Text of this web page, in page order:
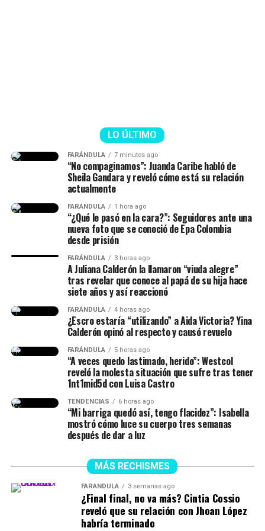
LO ÚLTIMO
FARÁNDULA 7 minutos ago
“No compaginamos”: Juanda Caribe habló de
Sheila Gandara y reveló cómo está su relación
actualmente
FARÁNDULA 1 hora ago
“¿Qué le pasó en la cara?”: Seguidores ante una
nueva foto que se conoció de Epa Colombia
desde prisión
FARÁNDULA 3 horas ago
A Juliana Calderón la llamaron “viuda alegre”
tras revelar que conoce al papá de su hija hace
siete años y así reaccionó
FARÁNDULA 4 horas ago
¿Escro estaría “utilizando” a Aida Victoria? Yina
Calderón opinó al respecto y causó revuelo
FARÁNDULA 5 horas ago
“A veces quedo lastimado, herido”: Westcol
reveló la molesta situación que sufre tras tener
1nt1mid5d con Luisa Castro
TENDENCIAS 6 horas ago
“Mi barriga quedó así, tengo flacidez”: Isabella
mostró cómo luce su cuerpo tres semanas
después de dar a luz
MÁS RECHISMES
FARÁNDULA 3 semanas ago
¿Final final, no va más? Cintia Cossio
reveló que su relación con Jhoan López
habría terminado